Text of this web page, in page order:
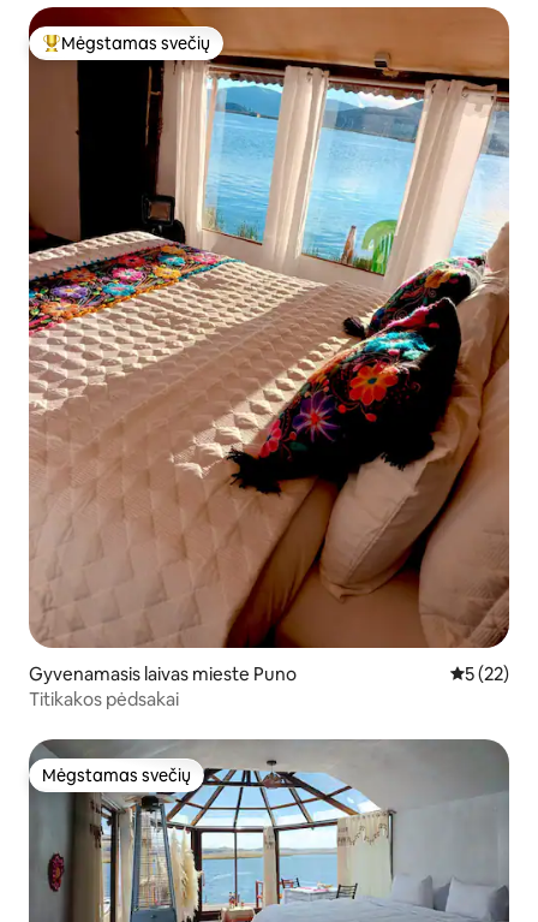
Svečių mėgstamiausias
Mėgstamas svečių
Gyvenamasis laivas mieste Puno Vidutinis
5 (22)
Titikakos pėdsakai
Mėgstamas svečių
Mėgstamas svečių